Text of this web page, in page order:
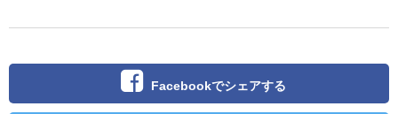
Facebookでシェアする